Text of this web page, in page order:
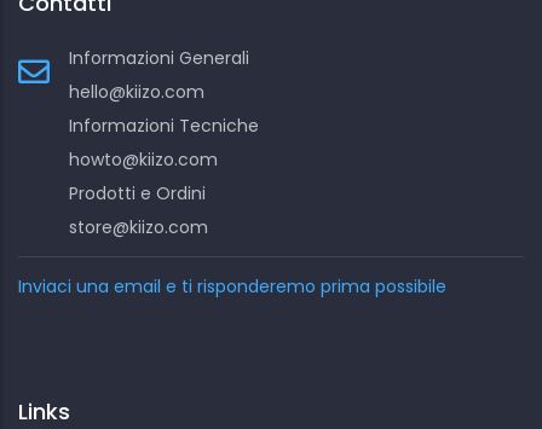
Informazioni Generali
hello@kiizo.com
Informazioni Tecniche
howto@kiizo.com
Prodotti e Ordini
store@kiizo.com
Inviaci una email e ti risponderemo prima possibile
Links